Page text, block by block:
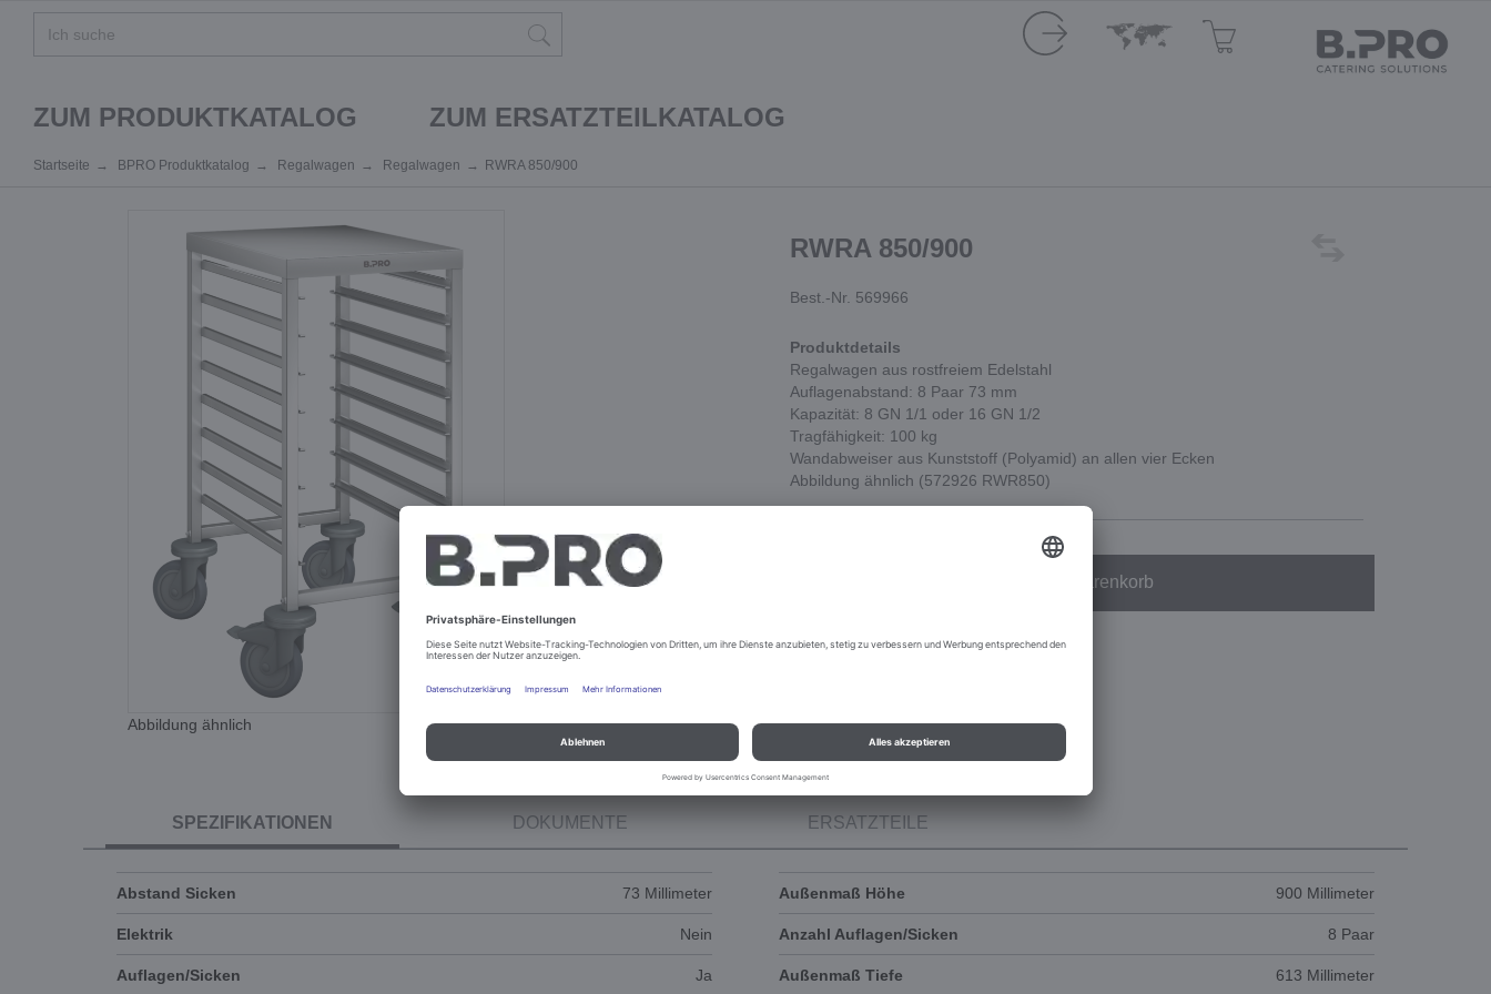
ZUM PRODUKTKATALOG ZUM ERSATZTEILKATALOG
Startseite BPRO Produktkatalog Regalwagen Regalwagen RWRA 850/900
Abbildung ähnlich
RWRA 850/900
Best.-Nr. 569966
Produktdetails
Regalwagen aus rostfreiem Edelstahl
Auflagenabstand: 8 Paar 73 mm
Kapazität: 8 GN 1/1 oder 16 GN 1/2
Tragfähigkeit: 100 kg
Wandabweiser aus Kunststoff (Polyamid) an allen vier Ecken
Abbildung ähnlich (572926 RWR850)
In den Warenkorb
SPEZIFIKATIONEN DOKUMENTE ERSATZTEILE
Abstand Sicken 73 Millimeter Außenmaß Höhe 900 Millimeter
Elektrik Nein Anzahl Auflagen/Sicken 8 Paar
Auflagen/Sicken Ja Außenmaß Tiefe 613 Millimeter